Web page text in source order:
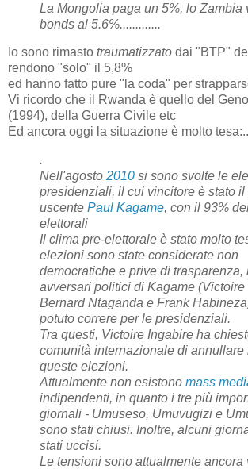
La Mongolia paga un 5%, lo Zambia
bonds al 5.6%.............
Io sono rimasto traumatizzato dai "BTP"
rendono "solo" il 5,8%
ed hanno fatto pure "la coda" per
Vi ricordo che il Rwanda è quello del
(1994), della Guerra Civile etc
Ed ancora oggi la situazione è molto
.
Nell'agosto 2010 si sono svolte le
presidenziali, il cui vincitore è stato il
uscente Paul Kagame, con il 93%
elettorali
Il clima pre-elettorale è stato molto
elezioni sono state considerate non
democratiche e prive di trasparenza,
avversari politici di Kagame (Victoire
Bernard Ntaganda e Frank
potuto correre per le presidenziali.
Tra questi, Victoire Ingabire ha
comunità internazionale di annullare
queste elezioni.
Attualmente non esistono mass
indipendenti, in quanto i tre più
giornali - Umuseso, Umuvugizi e
sono stati chiusi. Inoltre, alcuni
stati uccisi.
Le tensioni sono attualmente ancora